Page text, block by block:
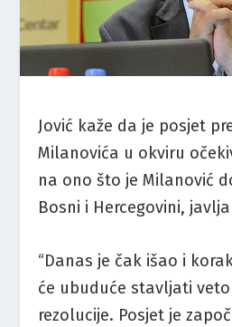
Jović kaže da je posjet
Milanovića u okviru
na ono što je Milanović
Bosni i Hercegovini, javlja
“Danas je čak išao i
će ubuduće stavljati
rezolucije. Posjet je